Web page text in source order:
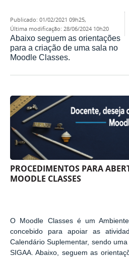
publicado: 01/02/2021 09h25,
última modificação: 28/06/2024 10h20
Abaixo seguem as orientações
para a criação de uma sala no
Moodle Classes.
PROCEDIMENTOS PARA
MOODLE CLASSES
O Moodle Classes é um
concebido para apoiar as
Calendário Suplementar, sendo
SIGAA. Abaixo, seguem as